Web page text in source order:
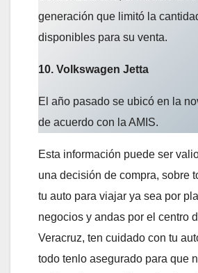
generación que limitó la
disponibles para su venta.
10. Volkswagen Jetta
El año pasado se ubicó en la
de acuerdo con la AMIS.
Esta información puede ser
una decisión de compra, sobre
tu auto para viajar ya sea por
negocios y andas por el centro
Veracruz, ten cuidado con tu
todo tenlo asegurado para que